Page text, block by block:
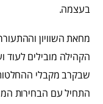
בעצמה.
מחאת השוויון
הקהילה מובילים לעוד
שבקרב מקבלי